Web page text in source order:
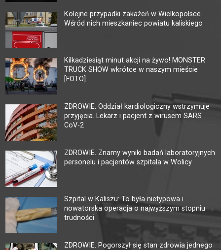
Kolejne przypadki zakażeń w Wielkopolsce.
Wśród nich mieszkaniec powiatu kaliskiego
Kilkadziesiąt minut akcji na żywo! MONSTER
TRUCK SHOW wkrótce w naszym mieście
[FOTO]
ZDROWIE. Oddział kardiologiczny wstrzymuje
przyjęcia. Lekarz i pacjent z wirusem SARS
CoV-2
ZDROWIE. Znamy wyniki badań laboratoryjnych
personelu i pacjentów szpitala w Wolicy
Szpital w Kaliszu: To była nietypowa i
nowatorska operacja o najwyższym stopniu
trudności
ZDROWIE. Pogorszył się stan zdrowia jednego